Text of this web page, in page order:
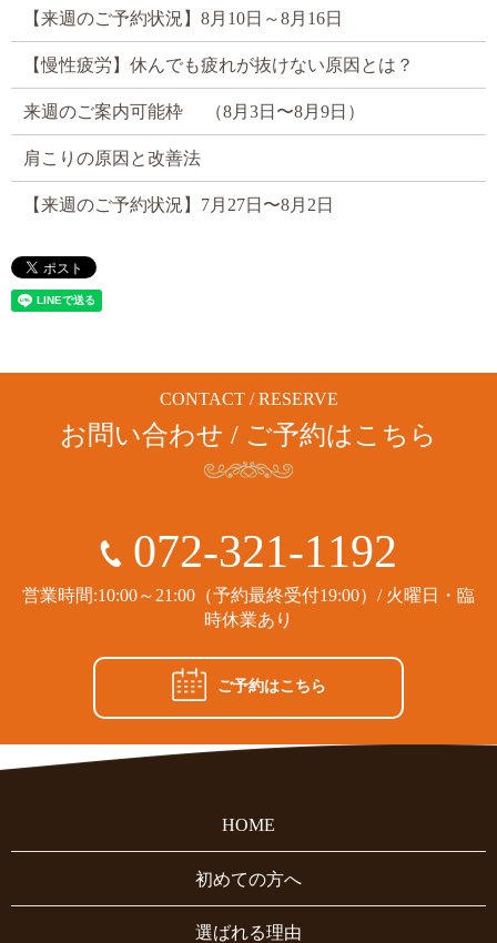
【来週のご予約状況】8月10日～8月16日
【慢性疲労】休んでも疲れが抜けない原因とは？
来週のご案内可能枠 （8月3日〜8月9日）
肩こりの原因と改善法
【来週のご予約状況】7月27日〜8月2日
CONTACT / RESERVE
お問い合わせ / ご予約はこちら
072-321-1192
営業時間:10:00～21:00（予約最終受付19:00）/ 火曜日・臨
時休業あり
ご予約はこちら
HOME
初めての方へ
選ばれる理由